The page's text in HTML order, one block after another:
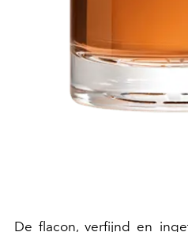
De flacon, verfijnd en